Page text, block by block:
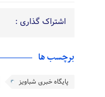
اشتراک گذاری :
برچسب ها
پایگاه خبری شباویز